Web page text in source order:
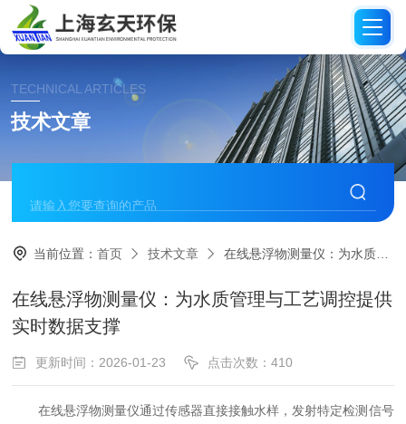
TECHNICAL ARTICLES
技术文章
当前位置：首页 技术文章 在线悬浮物测量仪：为水质管理与工艺调控提供实时数据支撑
在线悬浮物测量仪：为水质管理与工艺调控提供
实时数据支撑
更新时间：2026-01-23 点击次数：410
在线悬浮物测量仪通过传感器直接接触水样，发射特定检测信号